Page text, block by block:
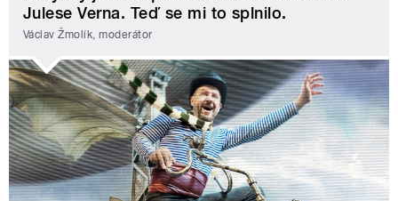
Julese Verna. Teď se mi to splnilo.
Václav Žmolík, moderátor